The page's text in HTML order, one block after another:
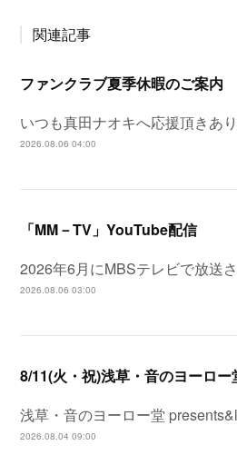
関連記事
ファンクラブ夏季休暇のご案内
いつも真田ナオキへ応援頂きあ
2026.08.06 04:00
「MM－TV」YouTube配信
2026年6月にMBSテレビで放送
2026.08.06 03:00
浅草・音のヨーロー堂
2026.08.04 09:00